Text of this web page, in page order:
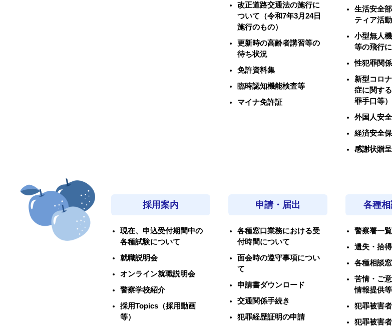
改正道路交通法の施行に
ついて（令和7年3月24日
施行のもの）
更新時の高齢者講習等の
待ち状況
免許資料集
臨時認知機能検査等
マイナ免許証
生活安全
ティア活
小型無人
等の飛行
性犯罪関
新型コロ
症に関す
罪手口等）
外国人安
経済安全
感謝状贈呈
採用案内
現在、申込受付期間中の
各種試験について
就職説明会
オンライン就職説明会
警察学校紹介
採用Topics（採用動画
等）
申請・届出
各種窓口業務における受
付時間について
面会時の遵守事項につい
て
申請書ダウンロード
交通関係手続き
犯罪経歴証明の申請
各種
警察署一覧
遺失・拾
各種相談
苦情・ご
情報提供等
犯罪被害
犯罪被害